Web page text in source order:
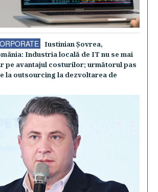
Iustinian Şovrea,
Industria locală de IT nu se mai
pe avantajul costurilor; următorul pas
la outsourcing la dezvoltarea de